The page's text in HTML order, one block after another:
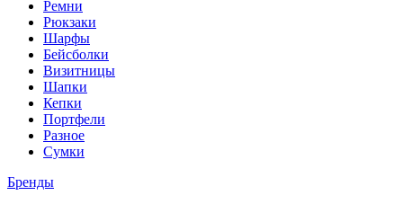
Ремни
Рюкзаки
Шарфы
Бейсболки
Визитницы
Шапки
Кепки
Портфели
Разное
Сумки
Бренды